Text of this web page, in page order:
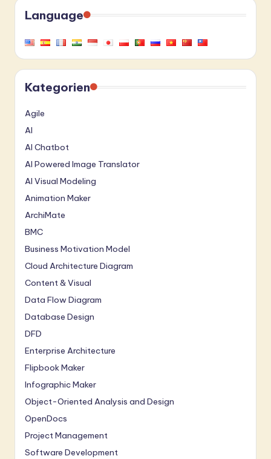
Language
Kategorien
Agile
AI
AI Chatbot
AI Powered Image Translator
AI Visual Modeling
Animation Maker
ArchiMate
BMC
Business Motivation Model
Cloud Architecture Diagram
Content & Visual
Data Flow Diagram
Database Design
DFD
Enterprise Architecture
Flipbook Maker
Infographic Maker
Object-Oriented Analysis and Design
OpenDocs
Project Management
Software Development